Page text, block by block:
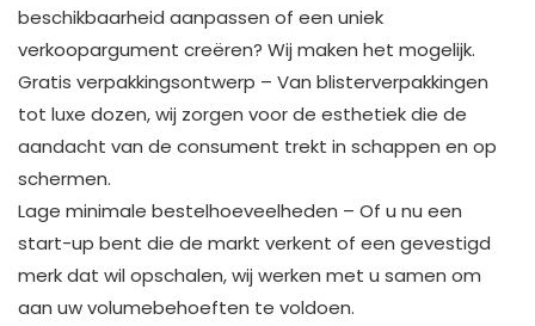
beschikbaarheid aanpassen of een uniek
verkoopargument creëren? Wij maken het mogelijk.
Gratis verpakkingsontwerp – Van blisterverpakkingen
tot luxe dozen, wij zorgen voor de esthetiek die de
aandacht van de consument trekt in schappen en op
schermen.
Lage minimale bestelhoeveelheden – Of u nu een
start-up bent die de markt verkent of een gevestigd
merk dat wil opschalen, wij werken met u samen om
aan uw volumebehoeften te voldoen.